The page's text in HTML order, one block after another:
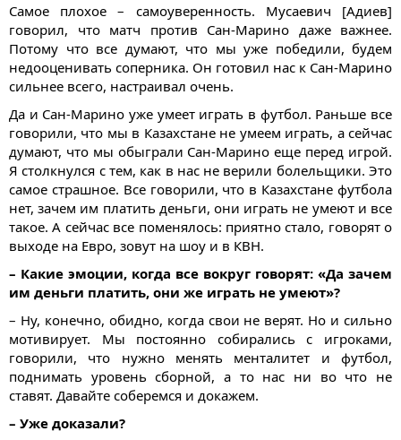
Самое плохое – самоуверенность. Мусаевич [Адиев]
говорил, что матч против Сан-Марино даже важнее.
Потому что все думают, что мы уже победили, будем
недооценивать соперника. Он готовил нас к Сан-Марино
сильнее всего, настраивал очень.
Да и Сан-Марино уже умеет играть в футбол. Раньше все
говорили, что мы в Казахстане не умеем играть, а сейчас
думают, что мы обыграли Сан-Марино еще перед игрой.
Я столкнулся с тем, как в нас не верили болельщики. Это
самое страшное. Все говорили, что в Казахстане футбола
нет, зачем им платить деньги, они играть не умеют и все
такое. А сейчас все поменялось: приятно стало, говорят о
выходе на Евро, зовут на шоу и в КВН.
– Какие эмоции, когда все вокруг говорят: «Да зачем
им деньги платить, они же играть не умеют»?
– Ну, конечно, обидно, когда свои не верят. Но и сильно
мотивирует. Мы постоянно собирались с игроками,
говорили, что нужно менять менталитет и футбол,
поднимать уровень сборной, а то нас ни во что не
ставят. Давайте соберемся и докажем.
– Уже доказали?